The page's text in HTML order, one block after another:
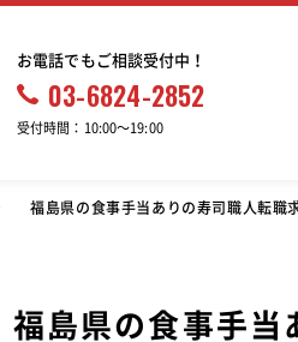
お電話でもご相談受付中！
03-6824-2852
受付時間：10:00〜19:00
福島県の食事手当ありの寿司職人転職
福島県の食事手当